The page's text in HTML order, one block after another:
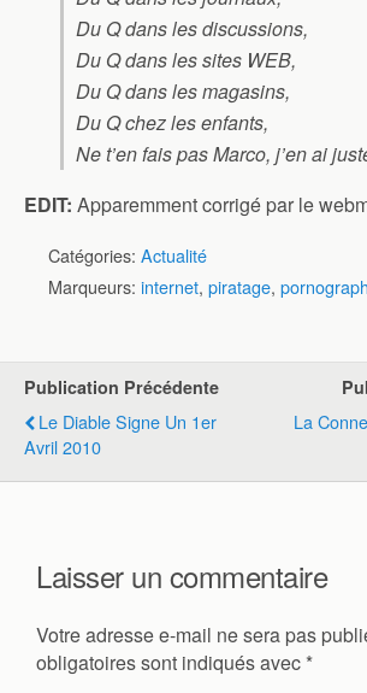
Du Q dans les discussions,
Du Q dans les sites WEB,
Du Q dans les magasins,
Du Q chez les enfants,
Ne t’en fais pas Marco, j’en ai
EDIT: Apparemment corrigé par le
Catégories: Actualité
Marqueurs: internet, piratage,
Publication Précédente
Le Diable Signe Un 1er
Avril 2010
La
Laisser un commentaire
Votre adresse e-mail ne sera pas
obligatoires sont indiqués avec *